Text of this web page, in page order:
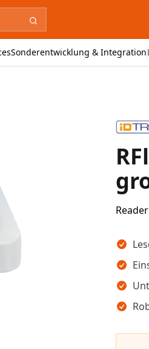
Sonderentwicklung & Integration